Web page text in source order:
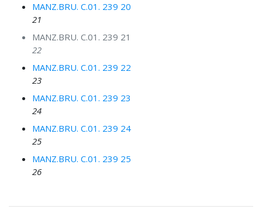
MANZ.BRU. C.01. 239 20
21
MANZ.BRU. C.01. 239 21
22
MANZ.BRU. C.01. 239 22
23
MANZ.BRU. C.01. 239 23
24
MANZ.BRU. C.01. 239 24
25
MANZ.BRU. C.01. 239 25
26